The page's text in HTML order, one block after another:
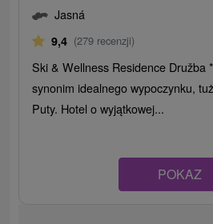
Jasná
9,4 (279 recenzji)
Ski & Wellness Residence Družba
synonim idealnego wypoczynku,
Puty. Hotel o wyjątkowej...
POKAZ